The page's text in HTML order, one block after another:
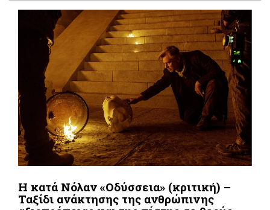
Η κατά Νόλαν «Οδύσσεια» (κριτική) –
Ταξίδι ανάκτησης της ανθρώπινης